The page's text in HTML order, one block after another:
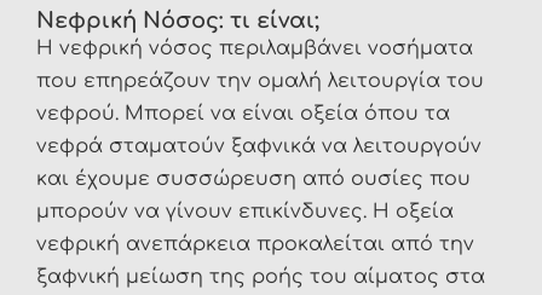
Νεφρική Νόσος: τι είναι;
Η νεφρική νόσος περιλαμβάνει νοσήματα
που επηρεάζουν την ομαλή λειτουργία του
νεφρού. Μπορεί να είναι οξεία όπου τα
νεφρά σταματούν ξαφνικά να λειτουργούν
και έχουμε συσσώρευση από ουσίες που
μπορούν να γίνουν επικίνδυνες. Η οξεία
νεφρική ανεπάρκεια προκαλείται από την
ξαφνική μείωση της ροής του αίματος στα